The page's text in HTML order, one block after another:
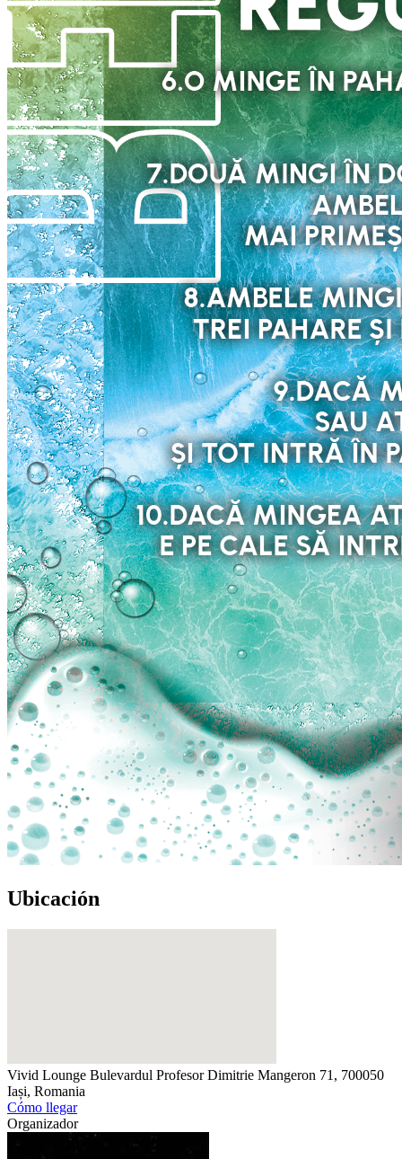
Ubicación
Vivid Lounge Bulevardul Profesor Dimitrie Mangeron 71, 700050
Iași, Romania
Cómo llegar
Organizador